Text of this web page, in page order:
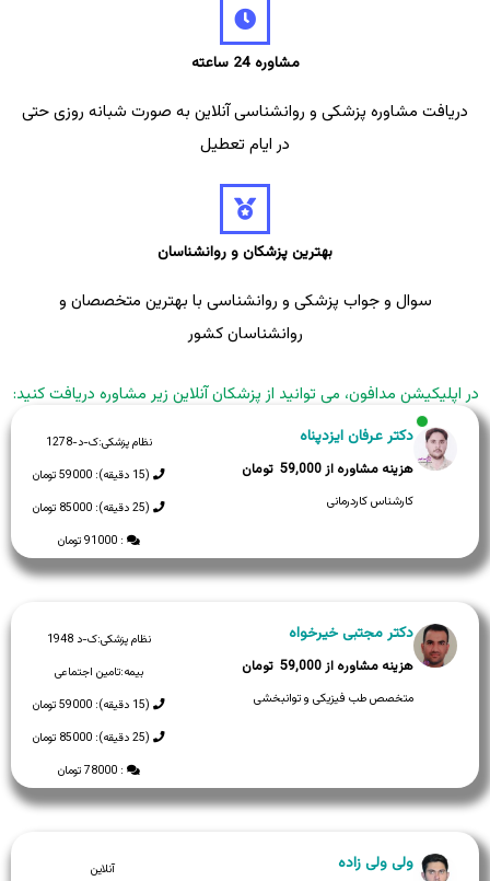
مشاوره 24 ساعته
دریافت مشاوره پزشکی و روانشناسی آنلاین به صورت شبانه روزی حتی
در ایام تعطیل
بهترین پزشکان و روانشناسان
سوال و جواب پزشکی و روانشناسی با بهترین متخصصان و
روانشناسان کشور
در اپلیکیشن مدافون، می توانید از پزشکان آنلاین زیر مشاوره دریافت کنید:
نظام پزشکی:ک-د-1278
(15 دقیقه): 59000 تومان
(25 دقیقه): 85000 تومان
: 91000 تومان
دکتر عرفان ایزدپناه
59,000
کارشناس کاردرمانی
نظام پزشکی:ک-د 1948
بیمه:تامین اجتماعی
(15 دقیقه): 59000 تومان
(25 دقیقه): 85000 تومان
: 78000 تومان
دکتر مجتبی خیرخواه
59,000
متخصص طب فیزیکی و توانبخشی
آنلاین
ولی ولی زاده